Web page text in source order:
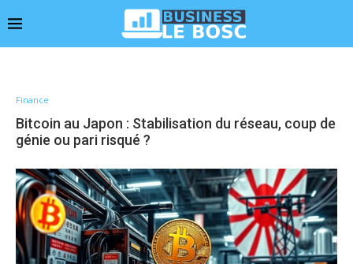
Finance
Bitcoin au Japon : Stabilisation du réseau, coup de
génie ou pari risqué ?